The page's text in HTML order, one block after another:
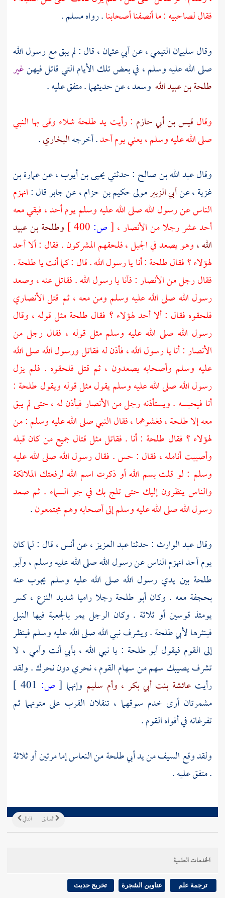
فقال لصاحبيه : ما أنصفنا أصحابنا. رواهمسلم.
وقالسليمان التيمي ،عنأبي عثمان ،قال : لم يبق مع رسول الله
صلى الله عليه وسلم ، في بعض تلك الأيام التي قاتل فيهنغير
طلحة بن عبيد الله وسعد ،عن حديثهما . متفق عليه .
وقال قيس بن أبي حازم : رأيت يدطلحة شلاء وقى بها النبي
صلى الله عليه وسلم ، يعني يومأحد. أخرجهالبخاري.
وقالعبد الله بن صالح : حدثنييحيى بن أيوب ،عنعمارة بن
غزية ،عنأبي الزبيرمولىحكيم بن حزام ،عنجابرقال :انهزم
الناس عن رسول الله صلى الله عليه وسلم يومأحد ،فبقي معه
أحد عشر رجلا منالأنصار ، [ص:
وطلحة بن عبيد
الله ،وهو يصعد في الجبل ، فلحقهم المشركون . فقال : ألا أحد
لهؤلاء ؟ فقالطلحة: أنا يا رسول الله . قال : كما أنت ياطلحة.
فقال رجل منالأنصار: فأنا يا رسول الله . فقاتل عنه ، وصعد
رسول الله صلى الله عليه وسلم ومن معه ، ثم قتل الأنصاري
فلحقوه فقال : ألا أحد لهؤلاء ؟ فقال طلحةمثل قوله ، وقال
رسول الله صلى الله عليه وسلم مثل قوله ، فقال رجل من
الأنصار: أنا يا رسول الله ، فأذن له فقاتل ورسول الله صلى الله
عليه وسلم وأصحابه يصعدون ، ثم قتل فلحقوه . فلم يزل
رسول الله صلى الله عليه وسلم يقول مثل قوله ويقول طلحة :
أنا فيحبسه . ويستأذنه رجل منالأنصارفيأذن له ، حتى لم يبق
معه إلاطلحة ،فغشوهما ، فقال النبي صلى الله عليه وسلم : من
لهؤلاء ؟ فقال طلحة : أنا . فقاتل مثل قتال جميع من كان قبله
وأصيبت أنامله ، فقال : حس . فقال رسول الله صلى الله عليه
وسلم : لو قلت بسم الله أو ذكرت اسم الله لرفعتك الملائكة
والناس ينظرون إليك حتى تلج بك في جو السماء . ثم صعد
رسول الله صلى الله عليه وسلم إلى أصحابه وهم مجتمعون.
وقالعبد الوارث : حدثناعبد العزيز ،عنأنس ،قال : لما كان
يومأحدانهزم الناس عن رسول الله صلى الله عليه وسلم ،وأبو
طلحةبين يدي رسول الله صلى الله عليه وسلم يجوب عنه
بحجفة معه . وكانأبو طلحة رجلا راميا شديد النزع ، كسر
يومئذ قوسين أو ثلاثة . وكان الرجل يمر بالجعبة فيها النبل
فينثرهالأبي طلحة. ويشرف نبي الله صلى الله عليه وسلم فينظر
إلى القوم فيقول أبو طلحة : يا نبي الله ، بأبي أنت وأمي ، لا
تشرف يصيبك سهم من سهام القوم ، نحري دون نحرك . ولقد
رأيت عائشة بنت أبي بكر ، وأم سليم وإنهما [ ص:
مشمرتان أرى خدم سوقهما ، تنقلان القرب على متونهما ثم
تفرغانه في أفواه القوم .
ولقد وقع السيف من يدأبي طلحةمن النعاس إما مرتين أو ثلاثة
. متفق عليه .
التالي السابق
الخدمات العلمية
ترجمة علم عناوين الشجرة تخريج حديث